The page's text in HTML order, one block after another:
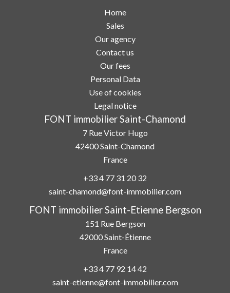
Home
Sales
Our agency
Contact us
Our fees
Personal Data
Use of cookies
Legal notice
FONT immobilier Saint-Chamond
7 Rue Victor Hugo
42400Saint-Chamond
France
+33 4 77 31 20 32
saint-chamond@font-immobilier.com
FONT immobilier Saint-Etienne Bergson
151 Rue Bergson
42000Saint-Étienne
France
+33 4 77 92 14 42
saint-etienne@font-immobilier.com